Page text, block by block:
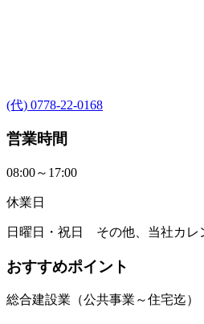
(代) 0778-22-0168
営業時間
08:00～17:00
休業日
日曜日・祝日 その他、当社カレ
おすすめポイント
総合建設業（公共事業～住宅迄）